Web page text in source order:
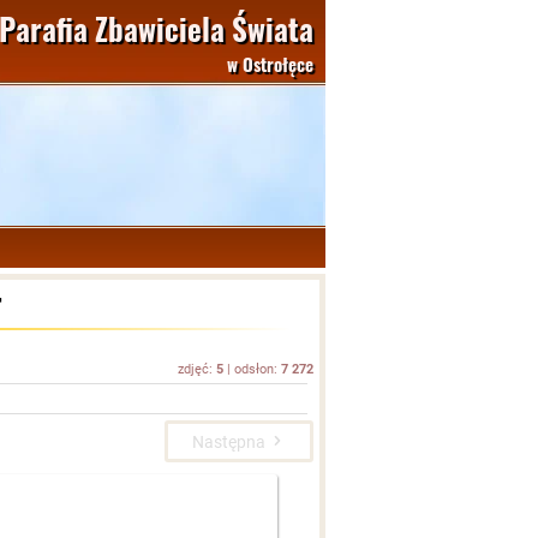
Parafia Zbawiciela Świata
w Ostrołęce
zdjęć: 5 | odsłon: 7 272
Następna